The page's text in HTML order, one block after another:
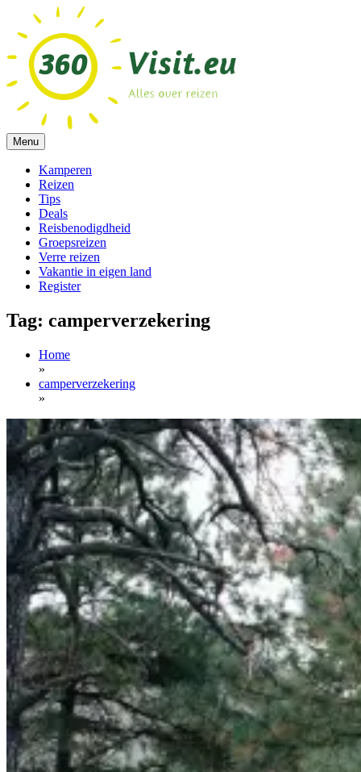
inhoud
Alles over reizen!
Menu
Kamperen
Reizen
Tips
Deals
Reisbenodigdheid
Groepsreizen
Verre reizen
Vakantie in eigen land
Register
Tag: camperverzekering
Home
»
camperverzekering
»